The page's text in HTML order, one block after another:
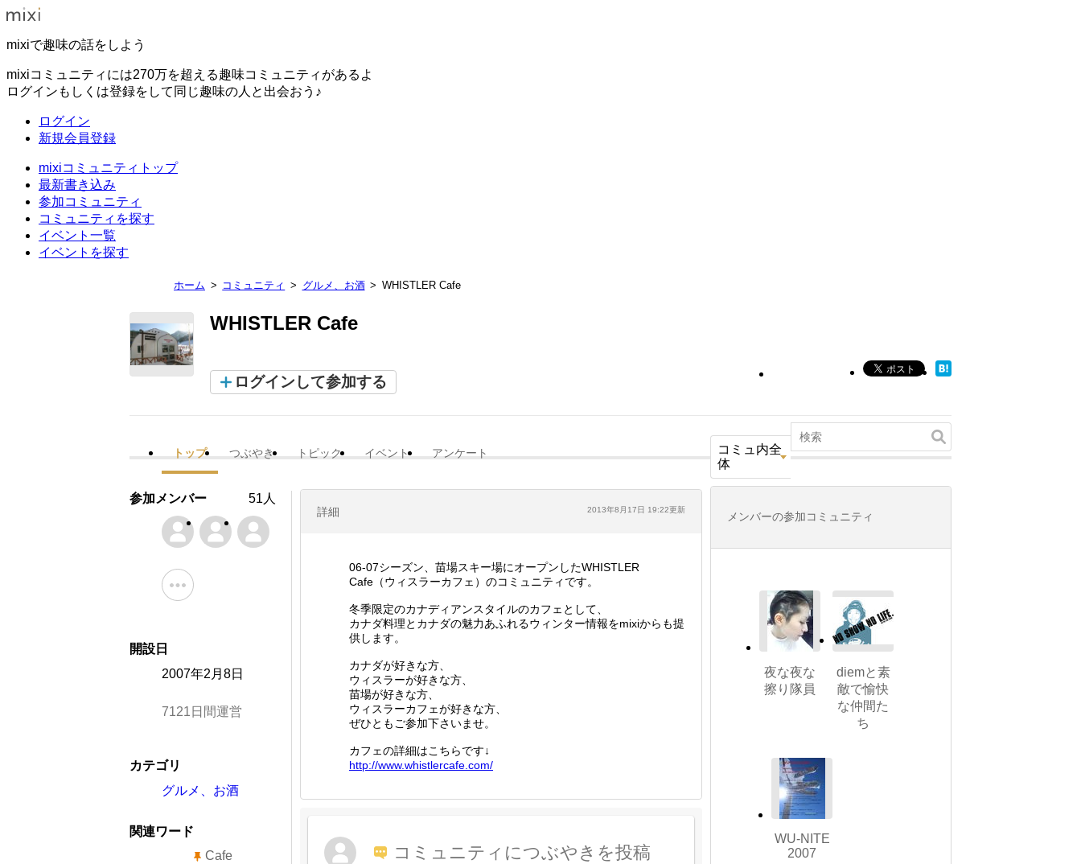
mixiで趣味の話をしよう
mixiコミュニティには270万を超える趣味コミュニティがあるよ
ログインもしくは登録をして同じ趣味の人と出会おう♪
ログイン
新規会員登録
mixiコミュニティトップ
最新書き込み
参加コミュニティ
コミュニティを探す
イベント一覧
イベントを探す
ホーム コミュニティ グルメ、お酒 WHISTLER Cafe
WHISTLER Cafe
ログインして参加する
トップ つぶやき トピック イベント アンケート
コミュ内全
体
詳細 2013年8月17日 19:22更新
06-07シーズン、苗場スキー場にオープンしたWHISTLER
Cafe（ウィスラーカフェ）のコミュニティです。
冬季限定のカナディアンスタイルのカフェとして、
カナダ料理とカナダの魅力あふれるウィンター情報をmixiからも提
供します。
カナダが好きな方、
ウィスラーが好きな方、
苗場が好きな方、
ウィスラーカフェが好きな方、
ぜひともご参加下さいませ。
カフェの詳細はこちらです↓
http://www.whistlercafe.com/
コミュニティにつぶやきを投稿
参加メンバー 51人
開設日
2007年2月8日
7121日間運営
カテゴリ
グルメ、お酒
関連ワード
Cafe
メンバーの参加コミュニティ
夜な夜な
擦り隊員
diemと素
敵で愉快
な仲間た
ち
WU-NITE
2007